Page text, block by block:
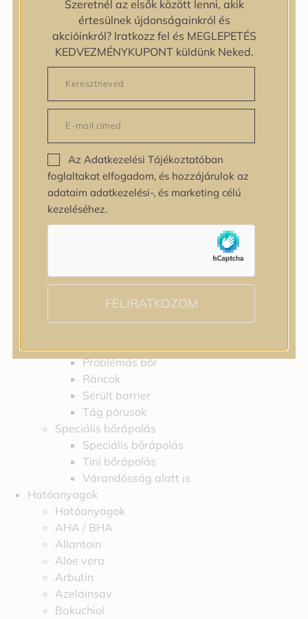
zipiderm
Bőrállapot
Bőrállapot
Bőrtípus
Bőrtípus
Kombinált
Száraz
Zsíros
Bőrprobléma
Bőrprobléma
Bőrpír
Dehidratált bőr
Érzékeny bőr
Fakóság
Problémás bőr
Ráncok
Sérült barrier
Tág pórusok
Speciális bőrápolás
Speciális bőrápolás
Tini bőrápolás
Várandósság alatt is
Hatóanyagok
Hatóanyagok
AHA / BHA
Allantoin
Aloe vera
Arbutin
Azelainsav
Bakuchiol
Szeretnél az elsők között lenni, akik
értesülnek újdonságainkról és
akcióinkról? Iratkozz fel és MEGLEPETÉS
KEDVEZMÉNYKUPONT küldünk Neked.
Az Adatkezelési Tájékoztatóban
foglaltakat elfogadom, és hozzájárulok az
adataim adatkezelési-, és marketing célú
kezeléséhez.
FELIRATKOZOM